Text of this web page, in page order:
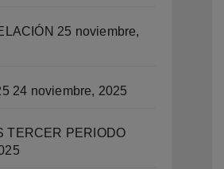
25 noviembre,
24 noviembre, 2025
TERCER PERIODO